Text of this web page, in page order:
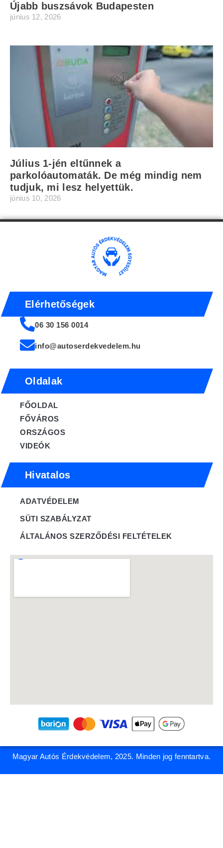
Újabb buszsávok Budapesten
június 12, 2026
Július 1-jén eltűnnek a
parkolóautomaták. De még mindig nem
tudjuk, mi lesz helyettük.
június 10, 2026
Elérhetőségek
06 30 156 0014
info@autoserdekvedelem.hu
FŐOLDAL
FŐVÁROS
ORSZÁGOS
VIDEÓK
Oldalak
ADATVÉDELEM
SÜTI SZABÁLYZAT
ÁLTALÁNOS SZERZŐDÉSI FELTÉTELEK
Hivatalos
Magyar Autós Érdekvédelem, 2025. Minden jog fenntartva.